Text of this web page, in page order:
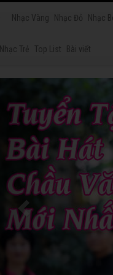
Nhạc Vàng Nhạc Đỏ Nhạc
Nhạc Trẻ Top List Bài viết